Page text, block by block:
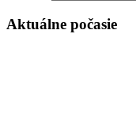
Aktuálne počasie